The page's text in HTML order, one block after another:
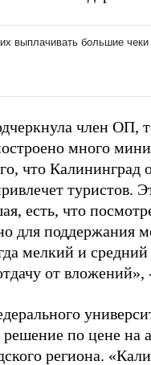
член ОП,
много
что Калининград
туристов.
есть, что
для поддержания
мелкий и
от вложений»,
по цене на
региона.